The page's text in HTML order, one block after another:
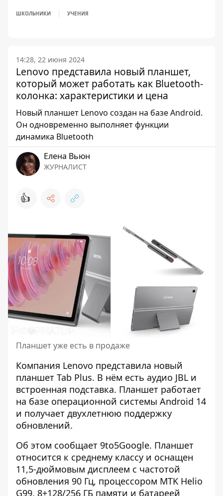
ШКОЛЬНИКИ УЧЕНИЯ
14:28, 22 июня 2024
Lenovo представила новый планшет,
который может работать как Bluetooth-
колонка: характеристики и цена
Новый планшет Lenovo создан на базе Android.
Он одновременно выполняет функции
динамика Bluetooth
Елена Вьюн
ЖУРНАЛИСТ
👍
Планшет уже есть в продаже
Компания Lenovo представила новый
планшет Tab Plus. В нём есть аудио JBL и
встроенная подставка. Планшет работает
на базе операционной системы Android 14
и получает двухлетнюю поддержку
обновлений.
Об этом сообщает 9to5Google. Планшет
относится к среднему классу и оснащен
11,5-дюймовым дисплеем с частотой
обновления 90 Гц, процессором MTK Helio
G99, 8+128/256 ГБ памяти и батареей